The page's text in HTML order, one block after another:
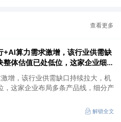
查看更多
+AI算力需求激增，该行业供需缺
体估值已处低位，这家企业细分
增，该行业供需缺口持续拉大，机
，这家企业布局多条产品线，细分产
解锁全文